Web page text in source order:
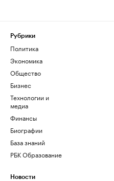
Рубрики
Политика
Экономика
Общество
Бизнес
Технологии и
медиа
Финансы
Биографии
База знаний
РБК Образование
Новости